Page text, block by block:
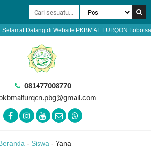
Selamat Datang di Website PKBM AL FURQON
081477008770
pkbmalfurqon.pbg@gmail.com
- Siswa - Yana